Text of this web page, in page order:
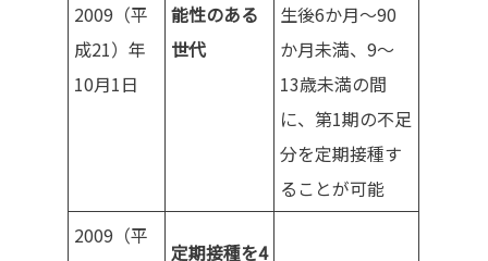
2009（平
成21）年
10月1日
能性のある
世代
生後6か月～90
か月未満、9～
13歳未満の間
に、第1期の不足
分を定期接種す
ることが可能
2009（平
定期接種を4